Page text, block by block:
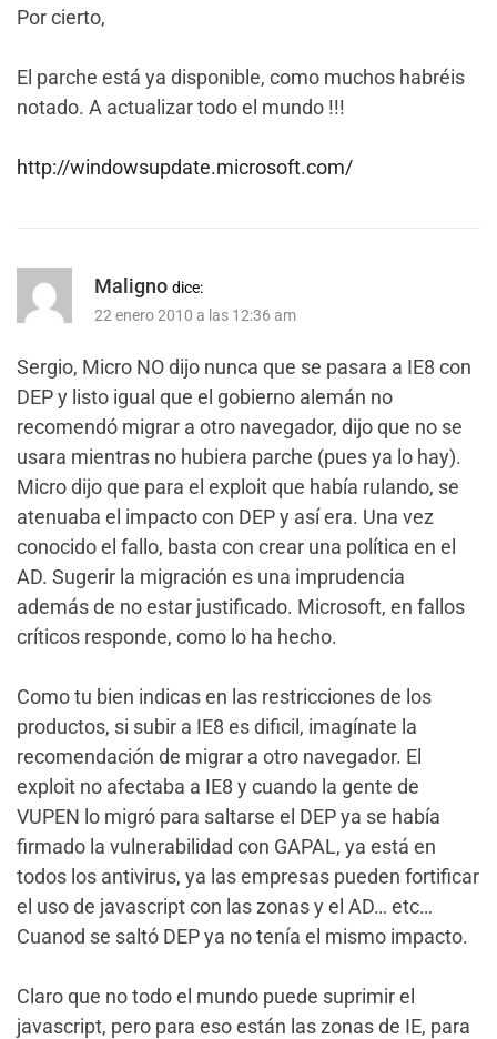
Por cierto,
El parche está ya disponible, como muchos habréis
notado. A actualizar todo el mundo !!!
http://windowsupdate.microsoft.com/
Maligno dice:
22 enero 2010 a las 12:36 am
Sergio, Micro NO dijo nunca que se pasara a IE8 con
DEP y listo igual que el gobierno alemán no
recomendó migrar a otro navegador, dijo que no se
usara mientras no hubiera parche (pues ya lo hay).
Micro dijo que para el exploit que había rulando, se
atenuaba el impacto con DEP y así era. Una vez
conocido el fallo, basta con crear una política en el
AD. Sugerir la migración es una imprudencia
además de no estar justificado. Microsoft, en fallos
críticos responde, como lo ha hecho.
Como tu bien indicas en las restricciones de los
productos, si subir a IE8 es dificil, imagínate la
recomendación de migrar a otro navegador. El
exploit no afectaba a IE8 y cuando la gente de
VUPEN lo migró para saltarse el DEP ya se había
firmado la vulnerabilidad con GAPAL, ya está en
todos los antivirus, ya las empresas pueden fortificar
el uso de javascript con las zonas y el AD… etc…
Cuanod se saltó DEP ya no tenía el mismo impacto.
Claro que no todo el mundo puede suprimir el
javascript, pero para eso están las zonas de IE, para